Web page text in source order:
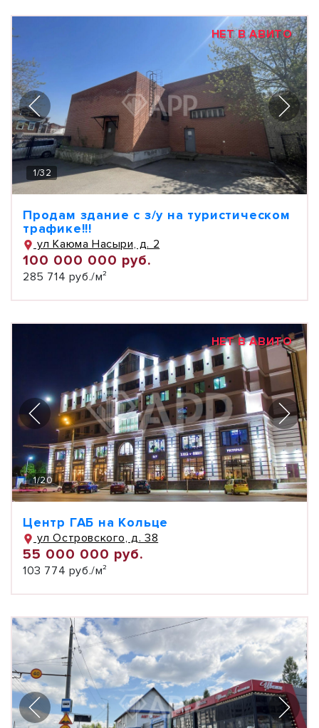
НЕТ В АВИТО
1/32
Продам здание с з/у на туристическом
трафике!!!
ул Каюма Насыри, д. 2
100 000 000 руб.
285 714 руб./м²
НЕТ В АВИТО
1/20
Центр ГАБ на Кольце
ул Островского, д. 38
55 000 000 руб.
103 774 руб./м²